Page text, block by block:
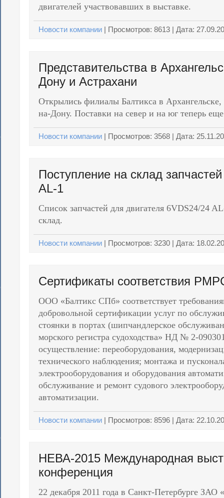
двигателей участвовавших в выставке.
Новости компании | Просмотров: 8613 | Дата:
Представительства в
Дону и Астрахани
Открылись филиалы Балтикса в
на-Дону. Поставки на север и на юг теперь
Новости компании | Просмотров: 3568 | Дата:
Поступление на склад
AL-1
Список запчастей для двигателя 6VDS24/24
склад.
Новости компании | Просмотров: 3230 | Дата:
Сертификаты соответствия
ООО «Балтикс СПб» соответствует
добровольной сертификации услуг по
стоянки в портах (шипчандлерское
морского регистра судоходства» НД № 2-
осуществление: переоборудования,
технического наблюдения; монтажа и
электрооборудования и оборудования
обслуживание и ремонт судового
автоматизации.
Новости компании | Просмотров: 8596 | Дата:
НЕВА-2015 Международная
конференция
22 декабря 2011 года в Санкт-Петербурге